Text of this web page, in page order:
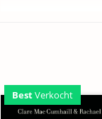
BestVerkocht